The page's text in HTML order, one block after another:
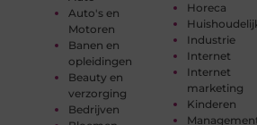
Auto's en
Motoren
Banen en
opleidingen
Beauty en
verzorging
Bedrijven
Horeca
Industrie
Internet
Internet
marketing
Kinderen